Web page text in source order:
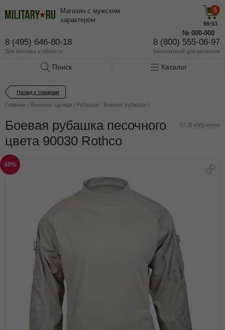
Магазин с мужским
характером
8 (495) 646-80-18
Для Москвы и области
8 (800) 555-06-97
Бесплатный для регионов
5
59:53
№ 000-000
Поиск Каталог
Назад к товарам
Главная / Военная одежда / Рубашки / Боевые рубашки /
Боевая рубашка песочного
цвета 90030 Rothco
В избранное
40%